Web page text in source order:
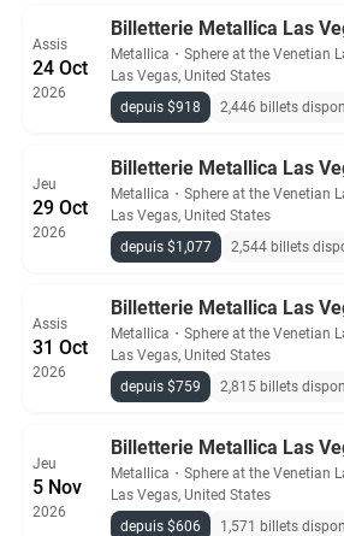
Assis
24 Oct
2026
Billetterie Metallica Las
Metallica ・ Sphere at the Venetian
Las Vegas, United States
depuis $918
2,446 billets
Jeu
29 Oct
2026
Billetterie Metallica Las
Metallica ・ Sphere at the Venetian
Las Vegas, United States
depuis $1,077
2,544 billets
Assis
31 Oct
2026
Billetterie Metallica Las
Metallica ・ Sphere at the Venetian
Las Vegas, United States
depuis $759
2,815 billets
Jeu
5 Nov
2026
Billetterie Metallica Las
Metallica ・ Sphere at the Venetian
Las Vegas, United States
depuis $606
1,571 billets